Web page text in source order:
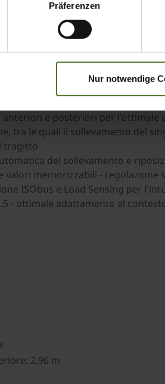
Präferenzen
Nur notwendige
la fienagione professionale
m per la massima produttivitá
manovrabilità negli spazi ristretti
velocità di discesa dei rotori
e posteriori per l'ottimale
tra le quali il sollevamento del
tragitto
del sollevamento e
valori memorizzabili -
ISObus e Load Sensing per
- ottimale adattamento al
2,96 m